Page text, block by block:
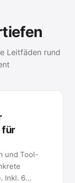
Leitfäden rund
für
und Tool-
Inkl. 6